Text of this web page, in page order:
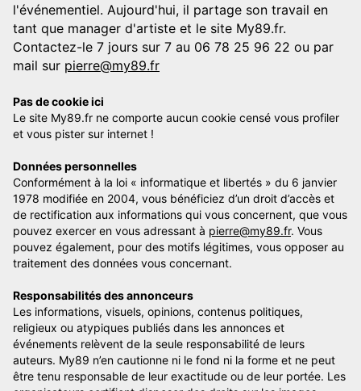
l'événementiel. Aujourd'hui, il partage son travail en
tant que manager d'artiste et le site My89.fr.
Contactez-le 7 jours sur 7 au 06 78 25 96 22 ou par
mail sur pierre@my89.fr
Pas de cookie ici
Le site My89.fr ne comporte aucun cookie censé vous profiler
et vous pister sur internet !
Données personnelles
Conformément à la loi « informatique et libertés » du 6 janvier
1978 modifiée en 2004, vous bénéficiez d’un droit d’accès et
de rectification aux informations qui vous concernent, que vous
pouvez exercer en vous adressant à pierre@my89.fr. Vous
pouvez également, pour des motifs légitimes, vous opposer au
traitement des données vous concernant.
Responsabilités des annonceurs
Les informations, visuels, opinions, contenus politiques,
religieux ou atypiques publiés dans les annonces et
événements relèvent de la seule responsabilité de leurs
auteurs. My89 n’en cautionne ni le fond ni la forme et ne peut
être tenu responsable de leur exactitude ou de leur portée. Les